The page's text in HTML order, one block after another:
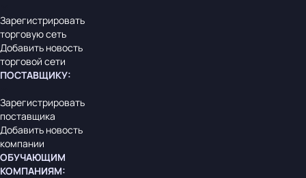
Зарегистрировать
торговую сеть
Добавить новость
торговой сети
ПОСТАВЩИКУ:
Зарегистрировать
поставщика
Добавить новость
компании
ОБУЧАЮЩИМ
КОМПАНИЯМ: